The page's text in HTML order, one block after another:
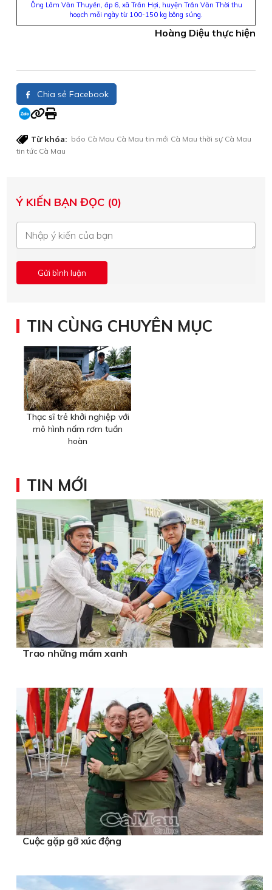
Ông Lâm Văn Thuyền, ấp 6, xã Trần Hợi, huyện Trần Văn Thời thu
hoạch mỗi ngày từ 100-150 kg bông súng.
Hoàng Diệu thực hiện
Chia sẻ Facebook
Từ khóa: báo Cà Mau Cà Mau tin mới Cà Mau thời sự Cà Mau
tin tức Cà Mau
Ý KIẾN BẠN ĐỌC (0)
TIN CÙNG CHUYÊN MỤC
Thạc sĩ trẻ khởi nghiệp với
mô hình nấm rơm tuần
hoàn
TIN MỚI
Trao những mầm xanh
Cuộc gặp gỡ xúc động